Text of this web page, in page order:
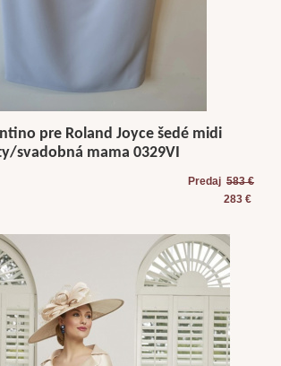
pre Roland Joyce šedé midi
svadobná mama 0329VI
Predaj 583 €
283 €